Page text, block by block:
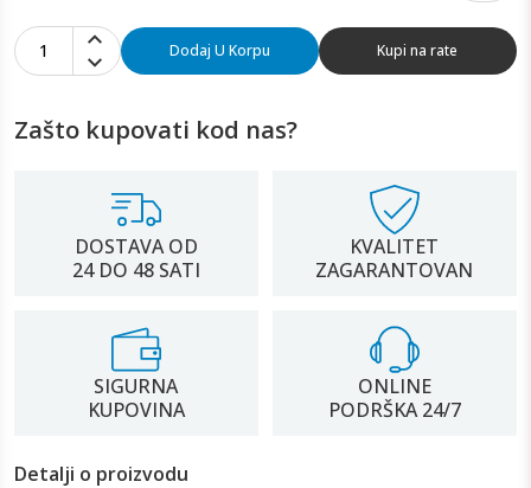
1 Dodaj U Korpu Kupi na rate
Zašto kupovati kod nas?
DOSTAVA OD
24 DO 48 SATI
KVALITET
ZAGARANTOVAN
SIGURNA
KUPOVINA
ONLINE
PODRŠKA 24/7
Detalji o proizvodu